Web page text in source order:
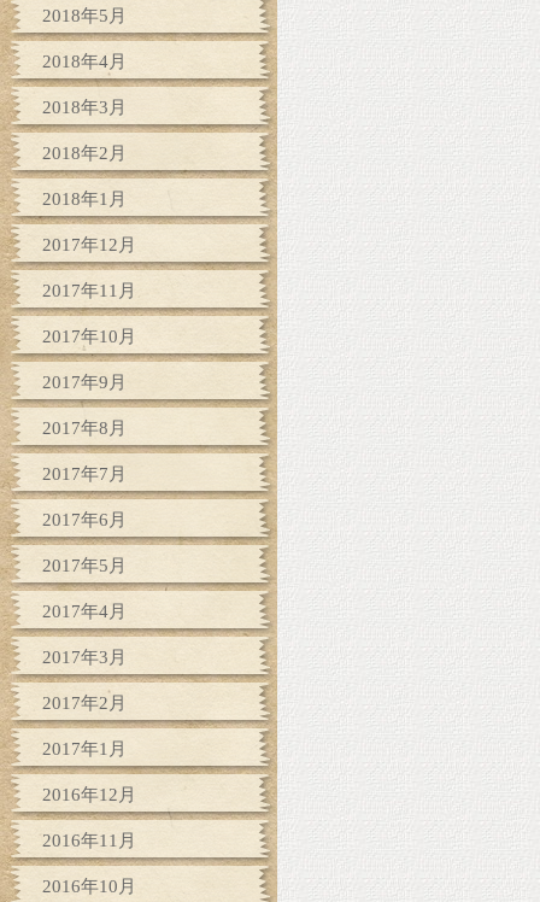
2018年5月
2018年4月
2018年3月
2018年2月
2018年1月
2017年12月
2017年11月
2017年10月
2017年9月
2017年8月
2017年7月
2017年6月
2017年5月
2017年4月
2017年3月
2017年2月
2017年1月
2016年12月
2016年11月
2016年10月